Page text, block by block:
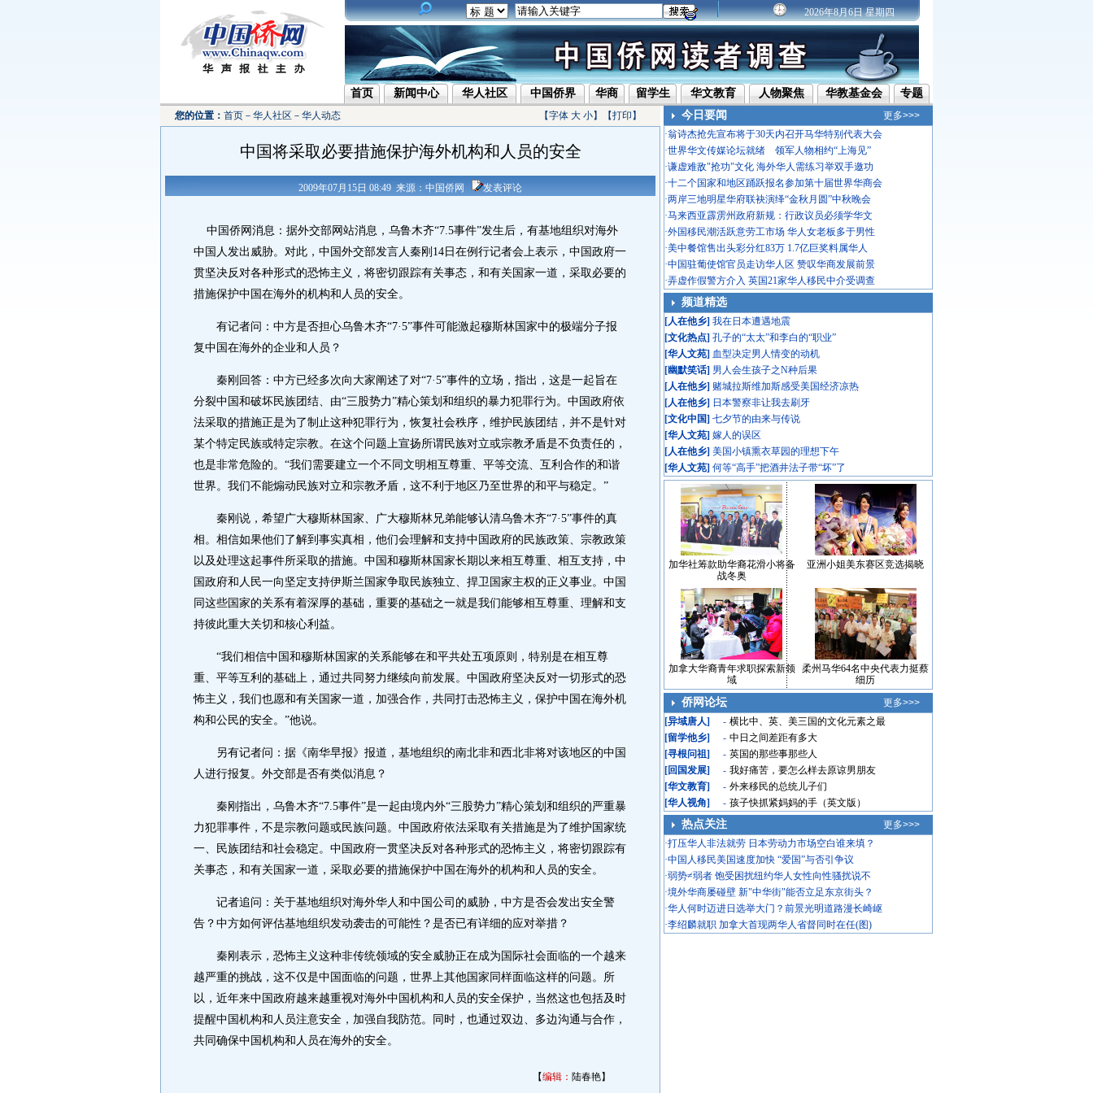
2026年8月6日 星期四
首页 新闻中心 华人社区 中国侨界 华商 留学生 华文教育 人物聚焦 华教基金会 专题
您的位置： 首页 － 华人社区 － 华人动态 【字体 大 小】【打印 】
中国将采取必要措施保护海外机构和人员的安全
2009年07月15日 08:49 来源：中国侨网 发表评论
中国侨网消息：据外交部网站消息，乌鲁木齐“7.5事件”发生后，有基地组织对海外
中国人发出威胁。对此，中国外交部发言人秦刚14日在例行记者会上表示，中国政府一
贯坚决反对各种形式的恐怖主义，将密切跟踪有关事态，和有关国家一道，采取必要的
措施保护中国在海外的机构和人员的安全。
有记者问：中方是否担心乌鲁木齐“7·5”事件可能激起穆斯林国家中的极端分子报
复中国在海外的企业和人员？
秦刚回答：中方已经多次向大家阐述了对“7·5”事件的立场，指出，这是一起旨在
分裂中国和破坏民族团结、由“三股势力”精心策划和组织的暴力犯罪行为。中国政府依
法采取的措施正是为了制止这种犯罪行为，恢复社会秩序，维护民族团结，并不是针对
某个特定民族或特定宗教。在这个问题上宣扬所谓民族对立或宗教矛盾是不负责任的，
也是非常危险的。“我们需要建立一个不同文明相互尊重、平等交流、互利合作的和谐
世界。我们不能煽动民族对立和宗教矛盾，这不利于地区乃至世界的和平与稳定。”
秦刚说，希望广大穆斯林国家、广大穆斯林兄弟能够认清乌鲁木齐“7·5”事件的真
相。相信如果他们了解到事实真相，他们会理解和支持中国政府的民族政策、宗教政策
以及处理这起事件所采取的措施。中国和穆斯林国家长期以来相互尊重、相互支持，中
国政府和人民一向坚定支持伊斯兰国家争取民族独立、捍卫国家主权的正义事业。中国
同这些国家的关系有着深厚的基础，重要的基础之一就是我们能够相互尊重、理解和支
持彼此重大关切和核心利益。
“我们相信中国和穆斯林国家的关系能够在和平共处五项原则，特别是在相互尊
重、平等互利的基础上，通过共同努力继续向前发展。中国政府坚决反对一切形式的恐
怖主义，我们也愿和有关国家一道，加强合作，共同打击恐怖主义，保护中国在海外机
构和公民的安全。”他说。
另有记者问：据《南华早报》报道，基地组织的南北非和西北非将对该地区的中国
人进行报复。外交部是否有类似消息？
秦刚指出，乌鲁木齐“7.5事件”是一起由境内外“三股势力”精心策划和组织的严重暴
力犯罪事件，不是宗教问题或民族问题。中国政府依法采取有关措施是为了维护国家统
一、民族团结和社会稳定。中国政府一贯坚决反对各种形式的恐怖主义，将密切跟踪有
关事态，和有关国家一道，采取必要的措施保护中国在海外的机构和人员的安全。
记者追问：关于基地组织对海外华人和中国公司的威胁，中方是否会发出安全警
告？中方如何评估基地组织发动袭击的可能性？是否已有详细的应对举措？
秦刚表示，恐怖主义这种非传统领域的安全威胁正在成为国际社会面临的一个越来
越严重的挑战，这不仅是中国面临的问题，世界上其他国家同样面临这样的问题。所
以，近年来中国政府越来越重视对海外中国机构和人员的安全保护，当然这也包括及时
提醒中国机构和人员注意安全，加强自我防范。同时，也通过双边、多边沟通与合作，
共同确保中国机构和人员在海外的安全。
【编辑： 陆春艳】
今日要闻
更多>>>
·翁诗杰抢先宣布将于30天内召开马华特别代表大会
·世界华文传媒论坛就绪 领军人物相约“上海见”
·谦虚难敌"抢功"文化 海外华人需练习举双手邀功
·十二个国家和地区踊跃报名参加第十届世界华商会
·两岸三地明星华府联袂演绎“金秋月圆”中秋晚会
·马来西亚霹雳州政府新规：行政议员必须学华文
·外国移民潮活跃意劳工市场 华人女老板多于男性
·美中餐馆售出头彩分红83万 1.7亿巨奖料属华人
·中国驻葡使馆官员走访华人区 赞叹华商发展前景
·弄虚作假警方介入 英国21家华人移民中介受调查
频道精选
[人在他乡] 我在日本遭遇地震
[文化热点] 孔子的“太太”和李白的“职业”
[华人文苑] 血型决定男人情变的动机
[幽默笑话] 男人会生孩子之N种后果
[人在他乡] 赌城拉斯维加斯感受美国经济凉热
[人在他乡] 日本警察非让我去刷牙
[文化中国] 七夕节的由来与传说
[华人文苑] 嫁人的误区
[人在他乡] 美国小镇熏衣草园的理想下午
[华人文苑] 何等“高手”把酒井法子带“坏”了
加华社筹款助华裔花滑小将备
战冬奥
亚洲小姐美东赛区竞选揭晓
加拿大华裔青年求职探索新领
域
柔州马华64名中央代表力挺蔡
细历
侨网论坛
更多>>>
[异域唐人]
[留学他乡]
[寻根问祖]
[回国发展]
[华文教育]
[华人视角]
- 横比中、英、美三国的文化元素之最
- 中日之间差距有多大
- 英国的那些事那些人
- 我好痛苦，要怎么样去原谅男朋友
- 外来移民的总统儿子们
- 孩子快抓紧妈妈的手（英文版）
热点关注
更多>>>
·打压华人非法就劳 日本劳动力市场空白谁来填？
·中国人移民美国速度加快 “爱国”与否引争议
·弱势≠弱者 饱受困扰纽约华人女性向性骚扰说不
·境外华商屡碰壁 新"中华街"能否立足东京街头？
·华人何时迈进日选举大门？前景光明道路漫长崎岖
·李绍麟就职 加拿大首现两华人省督同时在任(图)